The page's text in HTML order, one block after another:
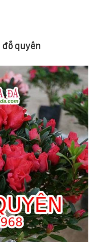
đỗ quyên